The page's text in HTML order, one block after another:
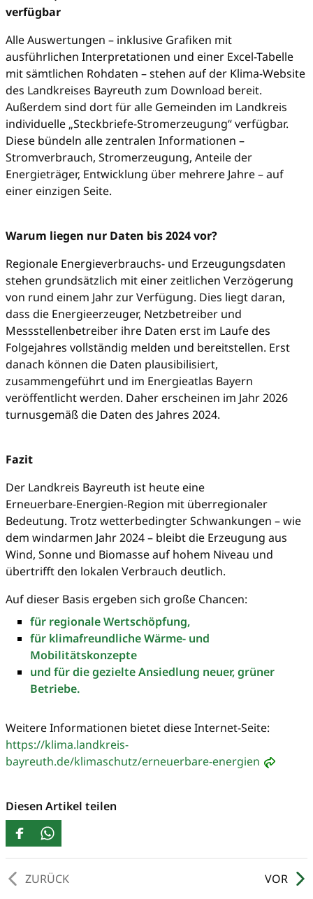
verfügbar
Alle Auswertungen – inklusive Grafiken mit
ausführlichen Interpretationen und einer Excel-Tabelle
mit sämtlichen Rohdaten – stehen auf der Klima-Website
des Landkreises Bayreuth zum Download bereit.
Außerdem sind dort für alle Gemeinden im Landkreis
individuelle „Steckbriefe-Stromerzeugung“ verfügbar.
Diese bündeln alle zentralen Informationen –
Stromverbrauch, Stromerzeugung, Anteile der
Energieträger, Entwicklung über mehrere Jahre – auf
einer einzigen Seite.
Warum liegen nur Daten bis 2024 vor?
Regionale Energieverbrauchs- und Erzeugungsdaten
stehen grundsätzlich mit einer zeitlichen Verzögerung
von rund einem Jahr zur Verfügung. Dies liegt daran,
dass die Energieerzeuger, Netzbetreiber und
Messstellenbetreiber ihre Daten erst im Laufe des
Folgejahres vollständig melden und bereitstellen. Erst
danach können die Daten plausibilisiert,
zusammengeführt und im Energieatlas Bayern
veröffentlicht werden. Daher erscheinen im Jahr 2026
turnusgemäß die Daten des Jahres 2024.
Fazit
Der Landkreis Bayreuth ist heute eine
Erneuerbare‑Energien‑Region mit überregionaler
Bedeutung. Trotz wetterbedingter Schwankungen – wie
dem windarmen Jahr 2024 – bleibt die Erzeugung aus
Wind, Sonne und Biomasse auf hohem Niveau und
übertrifft den lokalen Verbrauch deutlich.
Auf dieser Basis ergeben sich große Chancen:
für regionale Wertschöpfung,
für klimafreundliche Wärme- und
Mobilitätskonzepte
und für die gezielte Ansiedlung neuer, grüner
Betriebe.
Weitere Informationen bietet diese Internet-Seite:
https://klima.landkreis-
bayreuth.de/klimaschutz/erneuerbare-energien
Diesen Artikel teilen
VOR
ZURÜCK